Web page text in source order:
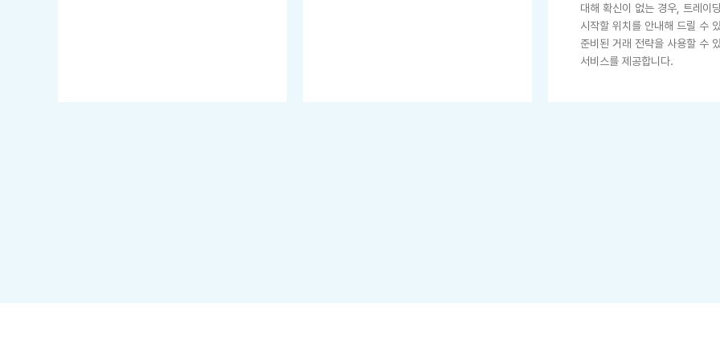
대해 확신이 없는 경우, 트레이
시작할 위치를 안내해 드릴 수
준비된 거래 전략을 사용할 수
서비스를 제공합니다.